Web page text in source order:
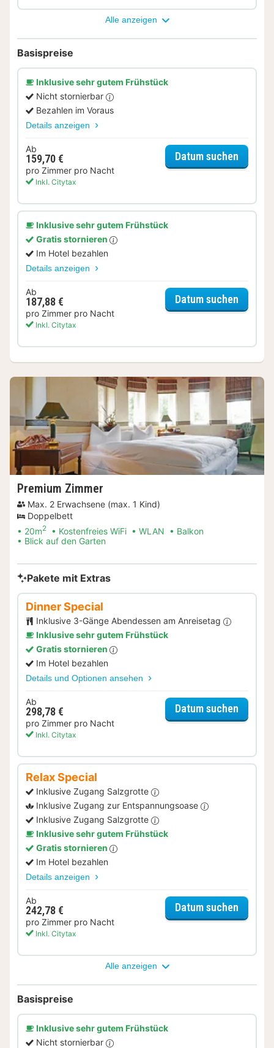
Alle anzeigen
Basispreise
Inklusive sehr gutem Frühstück
Nicht stornierbar
Bezahlen im Voraus
Details anzeigen
Ab
159,70 €
pro Zimmer pro Nacht
Inkl. Citytax
Datum suchen
Inklusive sehr gutem Frühstück
Gratis stornieren
Im Hotel bezahlen
Details anzeigen
Ab
187,88 €
pro Zimmer pro Nacht
Inkl. Citytax
Datum suchen
Premium Zimmer
Max. 2 Erwachsene (max. 1 Kind)
Doppelbett
20m2 Kostenfreies WiFi WLAN
Balkon
Blick auf den Garten
Pakete mit Extras
Dinner Special
Inklusive 3-Gänge Abendessen am Anreisetag
Inklusive sehr gutem Frühstück
Gratis stornieren
Im Hotel bezahlen
Details und Optionen ansehen
Ab
298,78 €
pro Zimmer pro Nacht
Inkl. Citytax
Datum suchen
Relax Special
Inklusive Zugang Salzgrotte
Inklusive Zugang zur Entspannungsoase
Inklusive Zugang Salzgrotte
Inklusive sehr gutem Frühstück
Gratis stornieren
Im Hotel bezahlen
Details anzeigen
Ab
242,78 €
pro Zimmer pro Nacht
Inkl. Citytax
Datum suchen
Alle anzeigen
Basispreise
Inklusive sehr gutem Frühstück
Nicht stornierbar